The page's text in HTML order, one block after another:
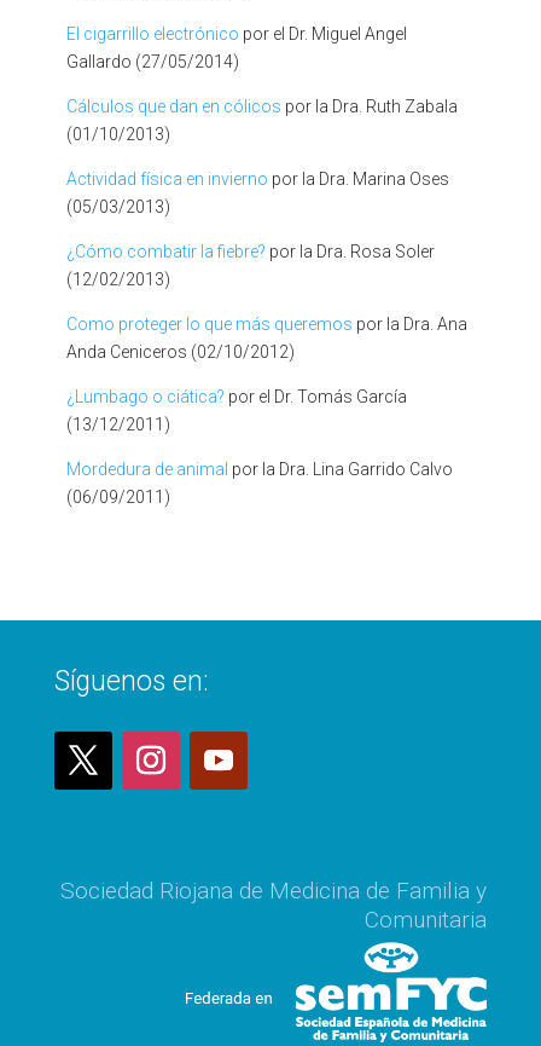
El cigarrillo electrónico por el Dr. Miguel Angel
Gallardo (27/05/2014)
Cálculos que dan en cólicos por la Dra. Ruth Zabala
(01/10/2013)
Actividad física en invierno por la Dra. Marina Oses
(05/03/2013)
¿Cómo combatir la fiebre? por la Dra. Rosa Soler
(12/02/2013)
Como proteger lo que más queremos por la Dra. Ana
Anda Ceniceros (02/10/2012)
¿Lumbago o ciática? por el Dr. Tomás García
(13/12/2011)
Mordedura de animal por la Dra. Lina Garrido Calvo
(06/09/2011)
Síguenos en:
Sociedad Riojana de Medicina de Familia y
Comunitaria